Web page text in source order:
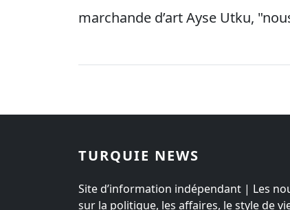
marchande d’art Ayse Utku,
TURQUIE NEWS
Site d’information indépendant | Les
sur la politique, les affaires, le style de